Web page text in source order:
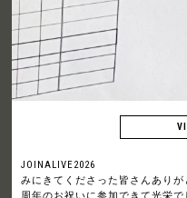
JOINALIVE2026
みにきてくださった皆さんありが